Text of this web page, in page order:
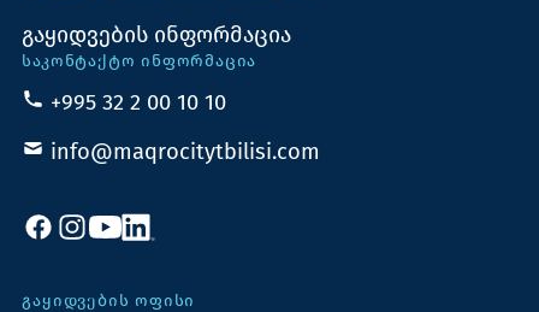
გაყიდვების ინფორმაცია
ᲡᲐᲙᲝᲜᲢᲐᲥᲢᲝ ᲘᲜᲤᲝᲠᲛᲐᲪᲘᲐ
+995 32 2 00 10 10
info@maqrocitytbilisi.com
ᲒᲐᲧᲘᲓᲕᲔᲑᲘᲡ ᲝᲤᲘᲡᲘ